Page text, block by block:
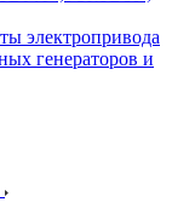
электропривода
генераторов и